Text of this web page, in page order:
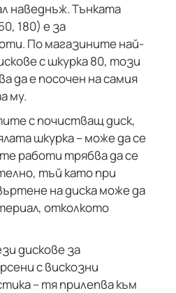
наведнъж. Тънката
180) е за
По магазините най-
с шкурка 80, този
да е посочен на самия
му.
с почистващ диск,
шкурка – може да се
работи трябва да се
тъй като при
на диска може да
отколкото
дискове за
с вискозни
– тя прилепва към